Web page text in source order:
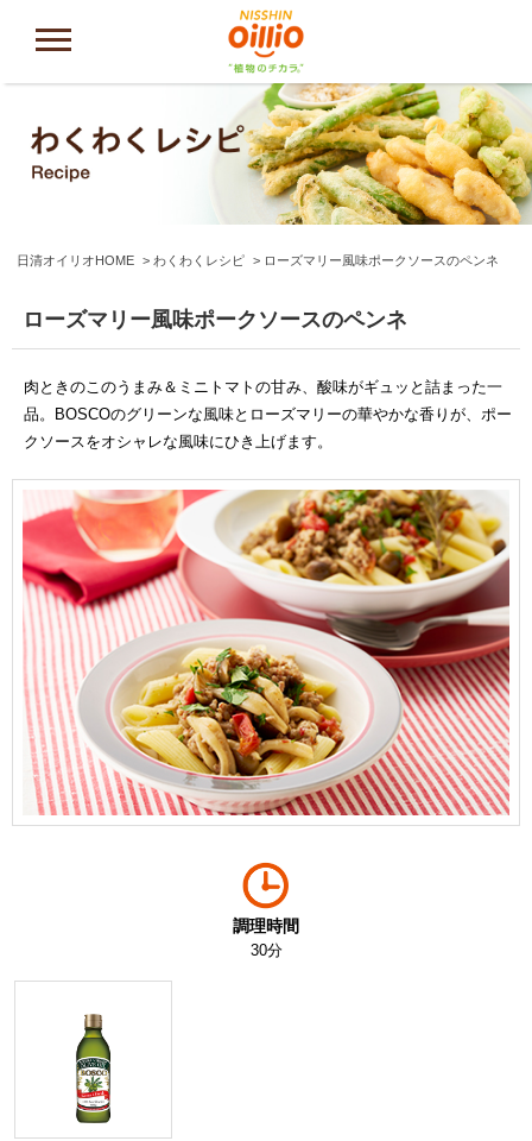
日清オイリオHOME わくわくレシピ ローズマリー風味ポークソースのペンネ
ローズマリー風味ポークソースのペンネ
肉ときのこのうまみ＆ミニトマトの甘み、酸味がギュッと詰まった一
品。BOSCOのグリーンな風味とローズマリーの華やかな香りが、ポー
クソースをオシャレな風味にひき上げます。
調理時間
30分